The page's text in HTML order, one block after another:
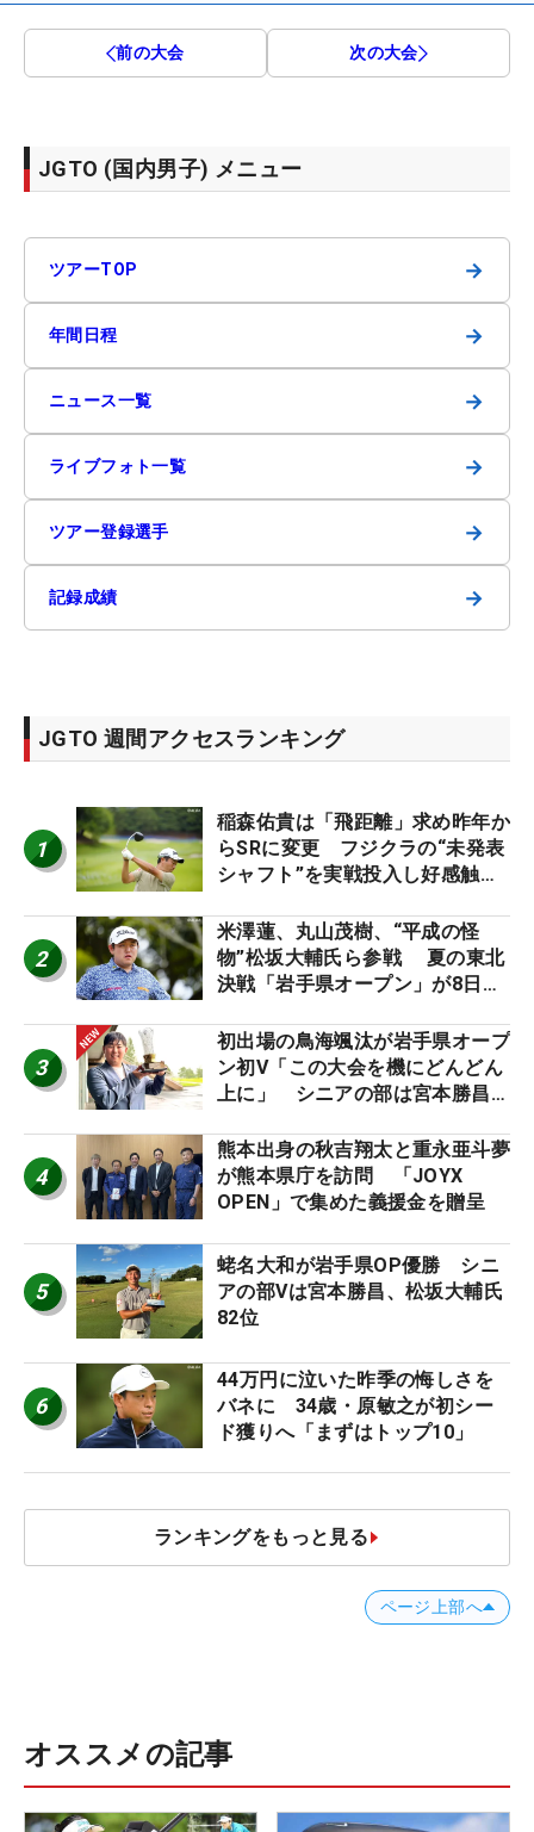
前の大会 次の大会
JGTO (国内男子) メニュー
ツアーTOP →
年間日程 →
ニュース一覧 →
ライブフォト一覧 →
ツアー登録選手 →
記録成績 →
JGTO 週間アクセスランキング
1
稲森佑貴は「飛距離」求め昨年か
らSRに変更 フジクラの“未発表
シャフト”を実戦投入し好感触
ーのヒトネタ！】
2
米澤蓮、丸山茂樹、“平成の怪
物”松坂大輔氏ら参戦 夏の東北
決戦「岩手県オープン」が8日開
3
初出場の鳥海颯汰が岩手県オープ
ン初V「この大会を機にどんどん
上に」 シニアの部は宮本勝昌が
4
熊本出身の秋吉翔太と重永亜斗夢
が熊本県庁を訪問 「JOYX
OPEN」で集めた義援金を贈呈
5
蛯名大和が岩手県OP優勝 シニ
アの部Vは宮本勝昌、松坂大輔氏
82位
6
44万円に泣いた昨季の悔しさを
バネに 34歳・原敏之が初シー
ド獲りへ「まずはトップ10」
ランキングをもっと見る
ページ上部へ
オススメの記事